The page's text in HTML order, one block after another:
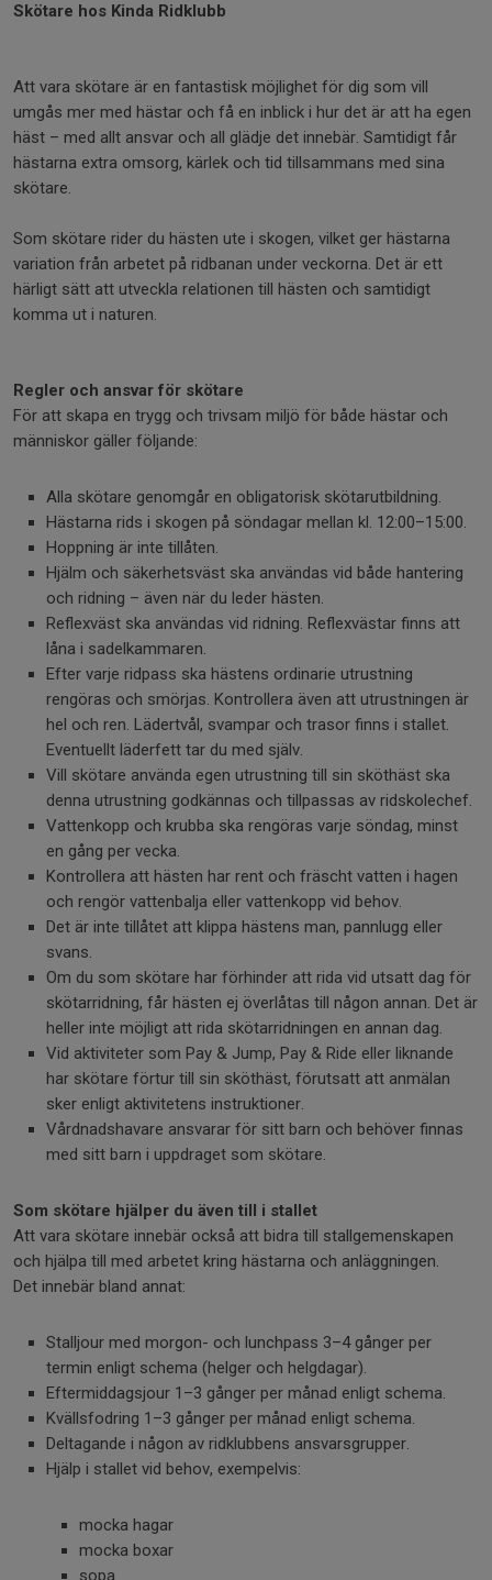
Skötare hos Kinda Ridklubb
Att vara skötare är en fantastisk möjlighet för dig som vill
umgås mer med hästar och få en inblick i hur det är att ha egen
häst – med allt ansvar och all glädje det innebär. Samtidigt får
hästarna extra omsorg, kärlek och tid tillsammans med sina
skötare.
Som skötare rider du hästen ute i skogen, vilket ger hästarna
variation från arbetet på ridbanan under veckorna. Det är ett
härligt sätt att utveckla relationen till hästen och samtidigt
komma ut i naturen.
Regler och ansvar för skötare
För att skapa en trygg och trivsam miljö för både hästar och
människor gäller följande:
Alla skötare genomgår en obligatorisk skötarutbildning.
Hästarna rids i skogen på söndagar mellan kl. 12:00–15:00.
Hoppning är inte tillåten.
Hjälm och säkerhetsväst ska användas vid både hantering
och ridning – även när du leder hästen.
Reflexväst ska användas vid ridning. Reflexvästar finns att
låna i sadelkammaren.
Efter varje ridpass ska hästens ordinarie utrustning
rengöras och smörjas. Kontrollera även att utrustningen är
hel och ren. Lädertvål, svampar och trasor finns i stallet.
Eventuellt läderfett tar du med själv.
Vill skötare använda egen utrustning till sin sköthäst ska
denna utrustning godkännas och tillpassas av ridskolechef.
Vattenkopp och krubba ska rengöras varje söndag, minst
en gång per vecka.
Kontrollera att hästen har rent och fräscht vatten i hagen
och rengör vattenbalja eller vattenkopp vid behov.
Det är inte tillåtet att klippa hästens man, pannlugg eller
svans.
Om du som skötare har förhinder att rida vid utsatt dag för
skötarridning, får hästen ej överlåtas till någon annan. Det är
heller inte möjligt att rida skötarridningen en annan dag.
Vid aktiviteter som Pay & Jump, Pay & Ride eller liknande
har skötare förtur till sin sköthäst, förutsatt att anmälan
sker enligt aktivitetens instruktioner.
Vårdnadshavare ansvarar för sitt barn och behöver finnas
med sitt barn i uppdraget som skötare.
Som skötare hjälper du även till i stallet
Att vara skötare innebär också att bidra till stallgemenskapen
och hjälpa till med arbetet kring hästarna och anläggningen.
Det innebär bland annat:
Stalljour med morgon- och lunchpass 3–4 gånger per
termin enligt schema (helger och helgdagar).
Eftermiddagsjour 1–3 gånger per månad enligt schema.
Kvällsfodring 1–3 gånger per månad enligt schema.
Deltagande i någon av ridklubbens ansvarsgrupper.
Hjälp i stallet vid behov, exempelvis:
mocka hagar
mocka boxar
sopa